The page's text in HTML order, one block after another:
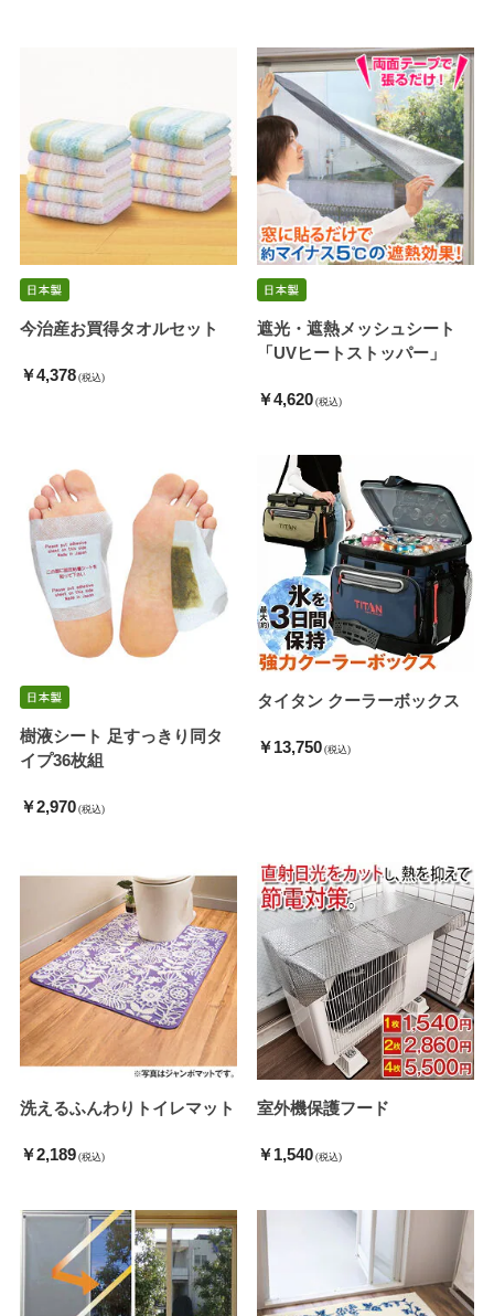
今治産お買得タオルセット
￥4,378 (税込)
遮光・遮熱メッシュシート
「UVヒートストッパー」
￥4,620 (税込)
樹液シート 足すっきり同タ
イプ36枚組
￥2,970 (税込)
タイタン クーラーボックス
￥13,750 (税込)
洗えるふんわりトイレマット
￥2,189 (税込)
室外機保護フード
￥1,540 (税込)